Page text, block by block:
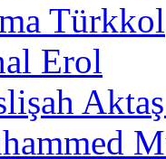
Türkkol
Erol